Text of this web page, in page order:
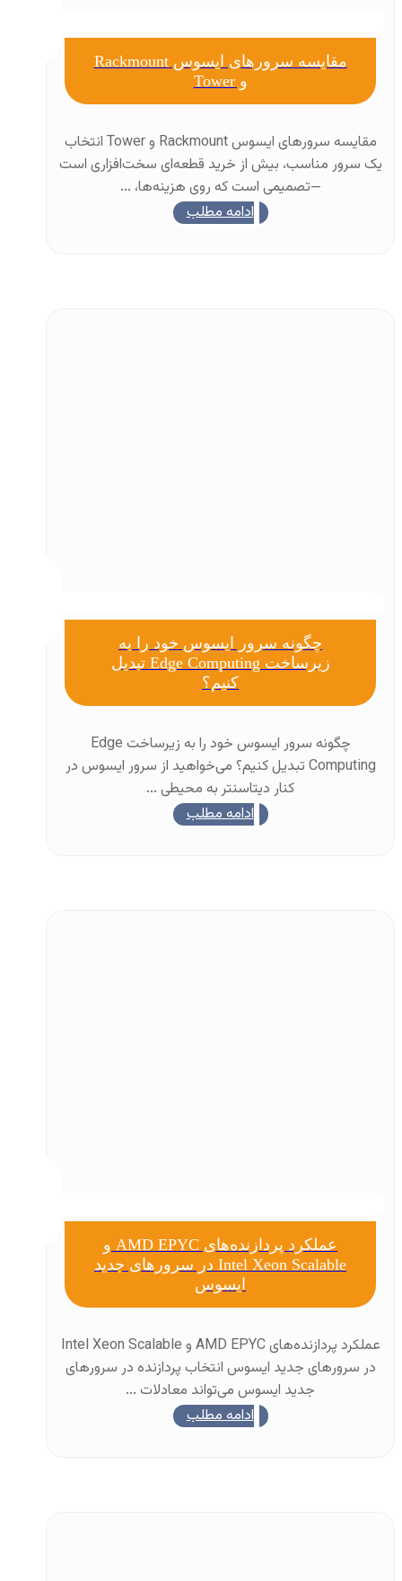
مقایسه سرورهای ایسوس Rackmount
و Tower
مقایسه سرورهای ایسوس Rackmount و Tower انتخاب
یک سرور مناسب، بیش از خرید قطعه‌ای سخت‌افزاری است
—تصمیمی است که روی هزینه‌ها، ...
ادامه مطلب
چگونه سرور ایسوس خود را به
زیرساخت Edge Computing تبدیل
کنیم؟
چگونه سرور ایسوس خود را به زیرساخت Edge
Computing تبدیل کنیم؟ می‌خواهید از سرور ایسوس در
کنار دیتاسنتر به محیطی ...
ادامه مطلب
عملکرد پردازنده‌های AMD EPYC و
Intel Xeon Scalable در سرورهای جدید
ایسوس
عملکرد پردازنده‌های AMD EPYC و Intel Xeon Scalable
در سرورهای جدید ایسوس انتخاب پردازنده در سرورهای
جدید ایسوس می‌تواند معادلات ...
ادامه مطلب